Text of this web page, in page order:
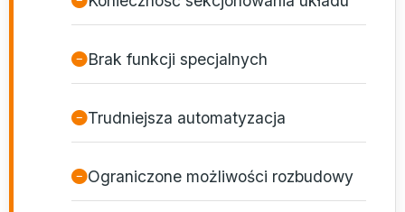
Brak funkcji specjalnych
Trudniejsza automatyzacja
Ograniczone możliwości rozbudowy